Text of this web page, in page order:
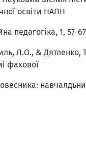
освіти НАПН
педагогіка, 1, 57-
Л.О., & Дятленко,
фахової